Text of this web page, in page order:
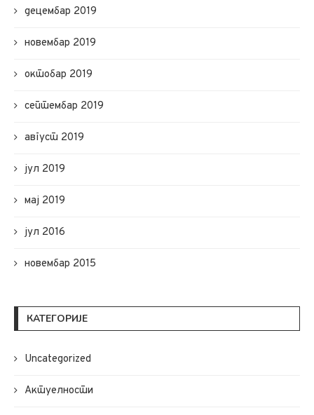
децембар 2019
новембар 2019
октобар 2019
септембар 2019
август 2019
јул 2019
мај 2019
јул 2016
новембар 2015
КАТЕГОРИЈЕ
Uncategorized
Актуелности